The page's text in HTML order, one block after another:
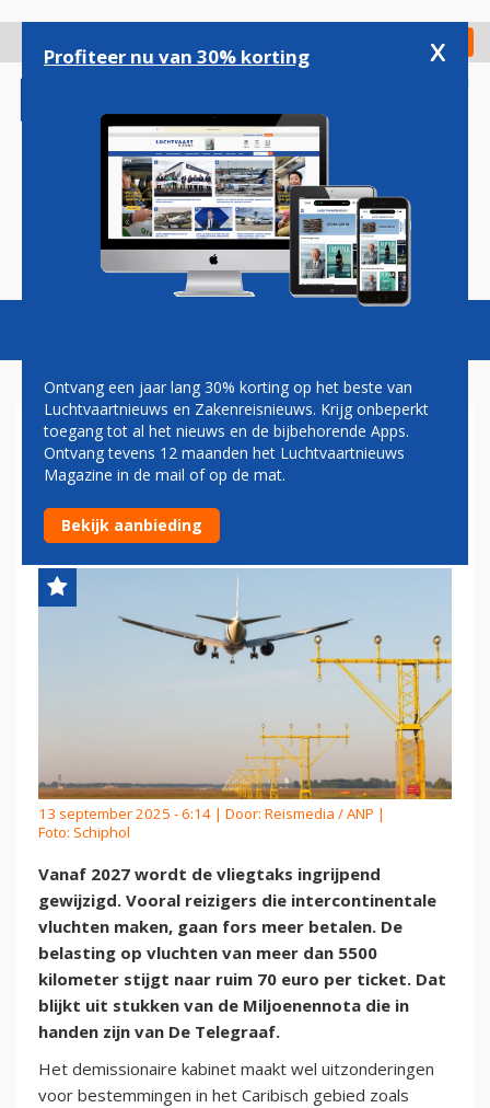
gaan
Check in
Magazine Podcasts Vacatures
NEDERLANDSE VLIEGTAKS
FORS HOGER, UITZONDERING
CARIBISCH GEBIED
13 september 2025 - 6:14 | Door: Reismedia / ANP |
Foto: Schiphol
Vanaf 2027 wordt de vliegtaks ingrijpend
gewijzigd. Vooral reizigers die intercontinentale
vluchten maken, gaan fors meer betalen. De
belasting op vluchten van meer dan 5500
kilometer stijgt naar ruim 70 euro per ticket. Dat
blijkt uit stukken van de Miljoenennota die in
handen zijn van De Telegraaf.
Het demissionaire kabinet maakt wel uitzonderingen
voor bestemmingen in het Caribisch gebied zoals
Profiteer nu van 30% korting x
Ontvang een jaar lang 30% korting op het beste van
Luchtvaartnieuws en Zakenreisnieuws. Krijg onbeperkt
toegang tot al het nieuws en de bijbehorende Apps.
Ontvang tevens 12 maanden het Luchtvaartnieuws
Magazine in de mail of op de mat.
Bekijk aanbieding